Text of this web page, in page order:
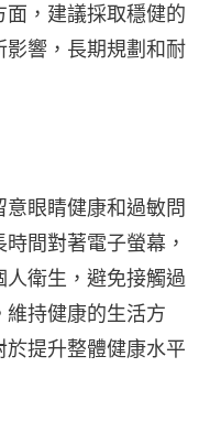
，建議採取穩健的
影響，長期規劃和耐
眼睛健康和過敏問
間對著電子螢幕，
衛生，避免接觸過
持健康的生活方
提升整體健康水平